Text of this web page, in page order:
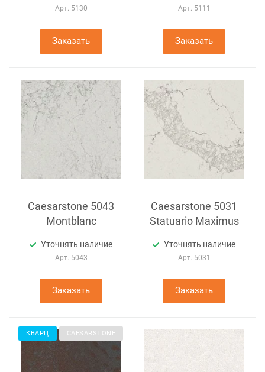
Арт. 5130
Заказать
Арт. 5111
Заказать
Caesarstone 5043
Montblanc
Уточнять наличие
Арт. 5043
Заказать
Caesarstone 5031
Statuario Maximus
Уточнять наличие
Арт. 5031
Заказать
КВАРЦ CAESARSTONE